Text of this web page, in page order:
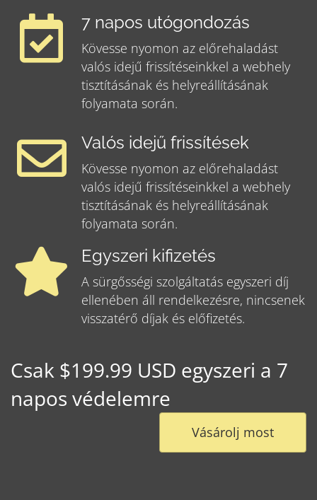
7 napos utógondozás
Kövesse nyomon az előrehaladást
valós idejű frissítéseinkkel a webhely
tisztításának és helyreállításának
folyamata során.
Valós idejű frissítések
Kövesse nyomon az előrehaladást
valós idejű frissítéseinkkel a webhely
tisztításának és helyreállításának
folyamata során.
Egyszeri kifizetés
A sürgősségi szolgáltatás egyszeri díj
ellenében áll rendelkezésre, nincsenek
visszatérő díjak és előfizetés.
Csak $199.99 USD egyszeri a 7
napos védelemre
Vásárolj most